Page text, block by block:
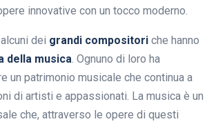
innovative con un tocco moderno.
dei grandi compositori che hanno
della musica. Ognuno di loro ha
un patrimonio musicale che continua a
di artisti e appassionati. La musica è un
che, attraverso le opere di questi